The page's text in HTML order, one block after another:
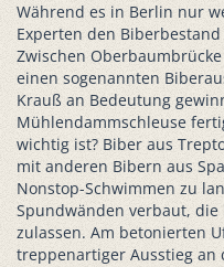
Während es in Berlin nur
Experten den
Zwischen
einen sogenannten
Krauß an Bedeutung
Mühlendammschleuse
wichtig ist? Biber aus
mit anderen Bibern aus
Nonstop-Schwimmen zu
Spundwänden verbaut,
zulassen. Am betonierten
treppenartiger Ausstieg an